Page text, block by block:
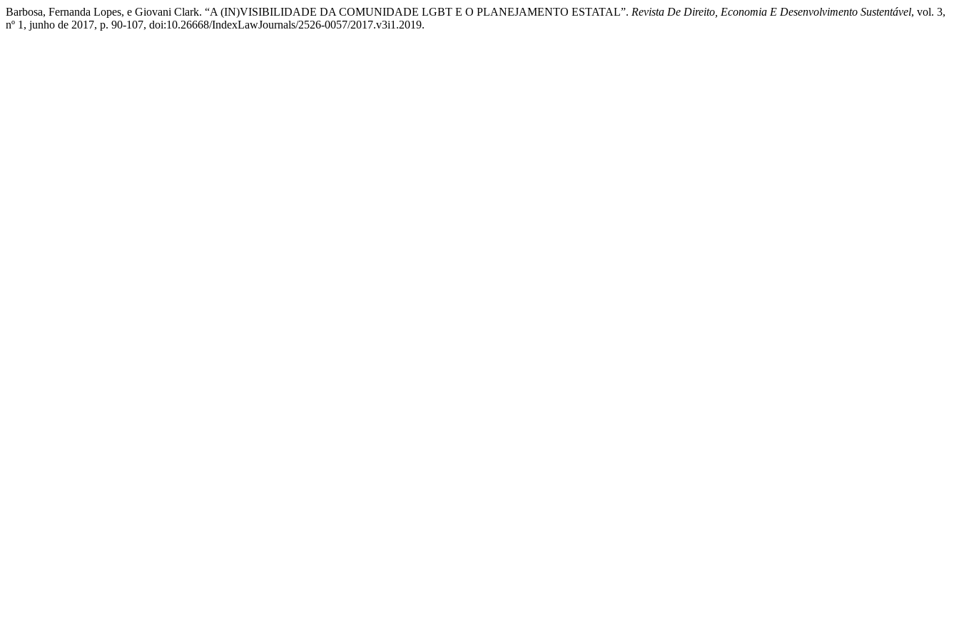
Barbosa, Fernanda Lopes, e Giovani Clark. “A (IN)VISIBILIDADE DA COMUNIDADE LGBT E O PLANEJAMENTO ESTATAL”. Revista De Direito, Economia E Desenvolvimento Sustentável, vol. 3,
nº 1, junho de 2017, p. 90-107, doi:10.26668/IndexLawJournals/2526-0057/2017.v3i1.2019.